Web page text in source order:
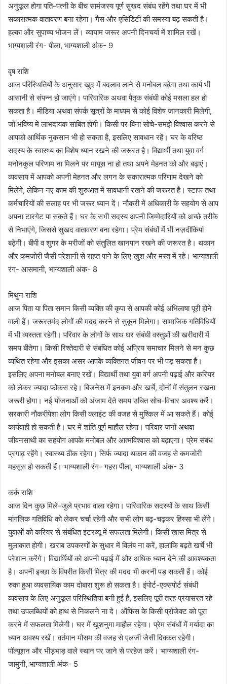
अनुकूल होगा पति-पत्नी के बीच सामंजस्य पूर्ण सुखद संबंध रहेंगे तथा घर में भी
सकारात्मक वातावरण बना रहेगा। गैस और एसिडिटी की समस्या बढ़ सकती है।
हल्का और सुपाच्य भोजन लें। व्यायाम जरूर अपनी दिनचर्या में शामिल रखें।
भाग्यशाली रंग- पीला, भाग्यशाली अंक- 9
वृष राशि
आज परिस्थितियों के अनुसार खुद में बदलाव लाने से मनोबल बढ़ेगा तथा कार्य भी
आसानी से संपन्न हो जाएंगे। पारिवारिक अथवा पैतृक संबंधी कोई मसला हल हो
सकता है। मीडिया अथवा संपर्क सूत्रों के माध्यम से कोई विशेष जानकारी मिलेगी,
जो भविष्य में लाभदायक साबित होगी। किसी पर बिना सोचे-समझे विश्वास करने से
आपको आर्थिक नुकसान भी हो सकता है, इसलिए सावधान रहें। घर के वरिष्ठ
सदस्य के स्वास्थ्य का विशेष ध्यान रखने की जरूरत है। विद्यार्थी तथा युवा वर्ग
मनोनकुल परिणाम ना मिलने पर मायूस ना हो तथा अपने मेहनत को और बढ़ाएं।
व्यवसाय में आपको अपनी मेहनत और लगन के सकारात्मक परिणाम देखने को
मिलेंगे, लेकिन नए काम की शुरुआत में सावधानी रखने की जरूरत है। स्टाफ तथा
कर्मचारियों की सलाह पर भी जरूर ध्यान दें। नौकरी में अधिकारी के सहयोग से आप
अपना टारगेट पा सकते हैं। घर के सभी सदस्य अपनी जिम्मेदारियों को अच्छे तरीके
से निभाएंगे, जिससे सुखद वातावरण बना रहेगा। प्रेम संबंधों में भी नज़दीकियां
बढ़ेगी। बीपी व शुगर के मरीजों को संतुलित खानपान रखने की जरूरत है। थकान
और कमजोरी जैसी परेशानी से राहत पाने के लिए खुश और मस्त में रहे। भाग्यशाली
रंग- आसमानी, भाग्यशाली अंक- 8
मिथुन राशि
आज पिता या पिता समान किसी व्यक्ति की कृपा से आपकी कोई अभिलाषा पूरी होने
वाली हैं। जरूरतमंद लोगों की मदद करने से सुकून मिलेगा। सामाजिक गतिविधियों
में भी व्यस्तता रहेगी। परिवार के लोगों के साथ घर संबंधी वस्तुओं की खरीदारी में
समय बीतेगा। किसी रिश्तेदारी से संबंधित कोई अप्रिय समाचार मिलने से मन कुछ
व्यथित रहेगा और इसका असर आपके व्यक्तिगत जीवन पर भी पड़ सकता है।
इसलिए अपना मनोबल बनाए रखें। विद्यार्थी तथा युवा वर्ग अपनी पढ़ाई और करियर
को लेकर ज्यादा फोकस रहे। बिजनेस में इनकम और खर्चे, दोनों में संतुलन रखना
जरूरी होगा। नई योजनाओं को अंजाम देते समय उचित सोच-विचार अवश्य करें।
सरकारी नौकरीपेशा लोग किसी क्लाइंट की वजह से मुश्किल में आ सकते हैं। कोई
कार्यवाही हो सकती है। घर में शांति पूर्ण माहौल रहेगा। परिवार जनों अथवा
जीवनसाथी का सहयोग आपके मनोबल और आत्मविश्वास को बढ़ाएगा। प्रेम संबंध
प्रगाढ़ रहेंगे। स्वास्थ्य ठीक रहेगा। सिर्फ ज्यादा थकान की वजह से कमजोरी
महसूस हो सकती हैं। भाग्यशाली रंग- गहरा पीला, भाग्यशाली अंक- 3
कर्क राशि
आज दिन कुछ मिले-जुले प्रभाव वाला रहेगा। पारिवारिक सदस्यों के साथ किसी
मांगलिक गतिविधि को लेकर चर्चा रहेगी और सभी लोग बढ़-चढ़कर हिस्सा भी लेंगे।
युवाओं को करियर से संबंधित इंटरव्यू में सफलता मिलेगी। किसी खास मित्र से
मुलाकात होगी। खराब उपकरणों के सुधार में विलंब ना करें, हालांकि बढ़ते खर्चे भी
परेशान करेंगे। विद्यार्थियों को अपनी पढ़ाई में और अधिक ध्यान देने की आवश्यकता
है। अपनी इच्छा के विपरीत किसी मित्र की मदद भी करनी पड़ सकती हैं। कोई
रुका हुआ व्यवसायिक काम दोबारा शुरू हो सकता है। इंपोर्ट-एक्सपोर्ट संबंधी
व्यवसाय के लिए अनुकूल परिस्थितियां बनी हुई है, इसलिए पूरी तरह प्रयासरत रहे
तथा उपलब्धियों को हाथ से निकलने ना दे। ऑफिस के किसी प्रोजेक्ट को पूरा
करने में सफलता मिलेगी। घर में खुशनुमा माहौल रहेगा। प्रेम संबंधों में मर्यादा का
ध्यान अवश्य रखें। वर्तमान मौसम की वजह से एलर्जी जैसी दिक्कत रहेगी।
पॉल्यूशन और भीड़भाड़ वाले स्थान पर जाने से परहेज करें। भाग्यशाली रंग-
जामुनी, भाग्यशाली अंक- 5